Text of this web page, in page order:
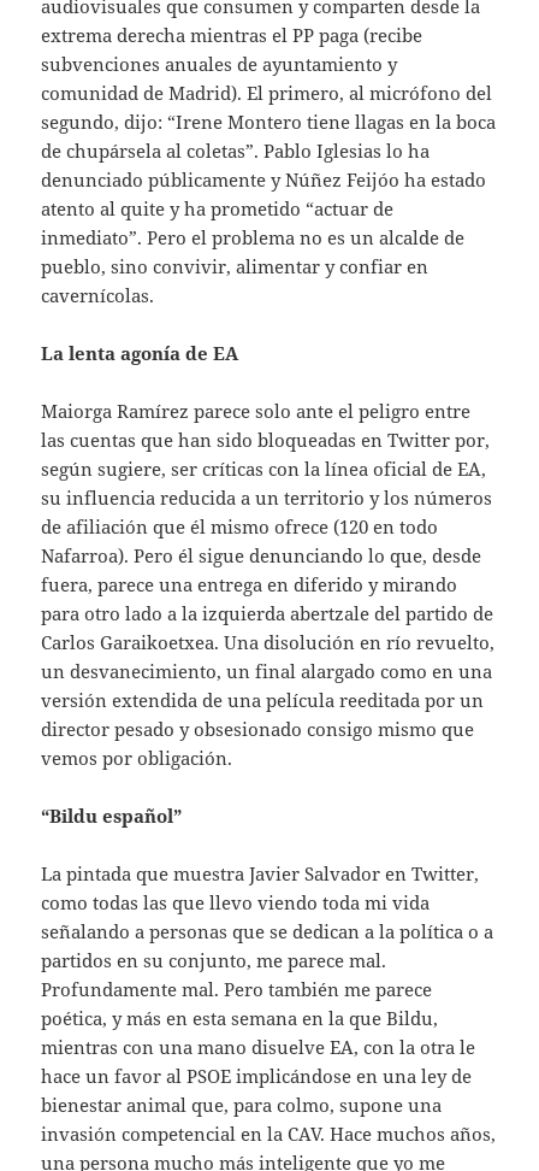
audiovisuales que consumen y comparten desde la
extrema derecha mientras el PP paga (recibe
subvenciones anuales de ayuntamiento y
comunidad de Madrid). El primero, al micrófono del
segundo, dijo: “Irene Montero tiene llagas en la boca
de chupársela al coletas”. Pablo Iglesias lo ha
denunciado públicamente y Núñez Feijóo ha estado
atento al quite y ha prometido “actuar de
inmediato”. Pero el problema no es un alcalde de
pueblo, sino convivir, alimentar y confiar en
cavernícolas.
La lenta agonía de EA
Maiorga Ramírez parece solo ante el peligro entre
las cuentas que han sido bloqueadas en Twitter por,
según sugiere, ser críticas con la línea oficial de EA,
su influencia reducida a un territorio y los números
de afiliación que él mismo ofrece (120 en todo
Nafarroa). Pero él sigue denunciando lo que, desde
fuera, parece una entrega en diferido y mirando
para otro lado a la izquierda abertzale del partido de
Carlos Garaikoetxea. Una disolución en río revuelto,
un desvanecimiento, un final alargado como en una
versión extendida de una película reeditada por un
director pesado y obsesionado consigo mismo que
vemos por obligación.
“Bildu español”
La pintada que muestra Javier Salvador en Twitter,
como todas las que llevo viendo toda mi vida
señalando a personas que se dedican a la política o a
partidos en su conjunto, me parece mal.
Profundamente mal. Pero también me parece
poética, y más en esta semana en la que Bildu,
mientras con una mano disuelve EA, con la otra le
hace un favor al PSOE implicándose en una ley de
bienestar animal que, para colmo, supone una
invasión competencial en la CAV. Hace muchos años,
una persona mucho más inteligente que yo me